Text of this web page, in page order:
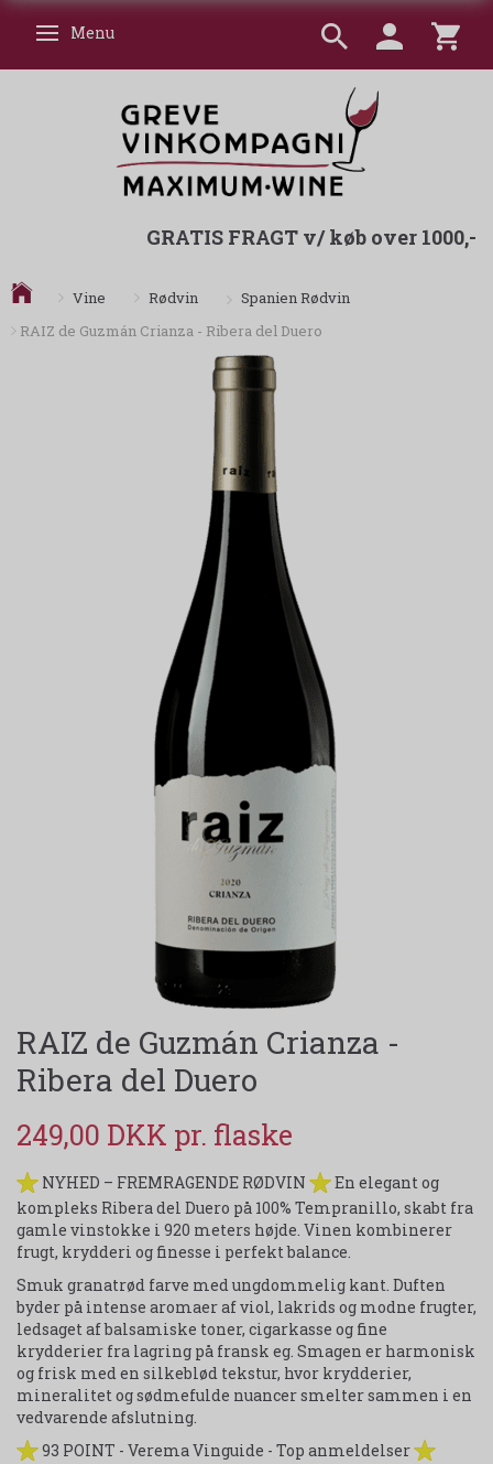
Skifte navigation
Menu
GRATIS FRAGT v/ køb over 1000,-
Vine Rødvin
Spanien Rødvin
RAIZ de Guzmán Crianza - Ribera del Duero
RAIZ de Guzmán Crianza -
Ribera del Duero
249,00 DKK
NYHED – FREMRAGENDE RØDVIN
En elegant og
kompleks Ribera del Duero på 100% Tempranillo, skabt fra
gamle vinstokke i 920 meters højde. Vinen kombinerer
frugt, krydderi og finesse i perfekt balance.
Smuk granatrød farve med ungdommelig kant. Duften
byder på intense aromaer af viol, lakrids og modne frugter,
ledsaget af balsamiske toner, cigarkasse og fine
krydderier fra lagring på fransk eg. Smagen er harmonisk
og frisk med en silkeblød tekstur, hvor krydderier,
mineralitet og sødmefulde nuancer smelter sammen i en
vedvarende afslutning.
93 POINT - Verema Vinguide - Top anmeldelser